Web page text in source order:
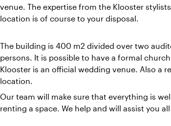
venue. The expertise from the Klooster
location is of course to your disposal.
The building is 400 m2 divided over two
persons. It is possible to have a formal
Klooster is an official wedding venue. Also a
location.
Our team will make sure that everything is
renting a space. We help and will assist you